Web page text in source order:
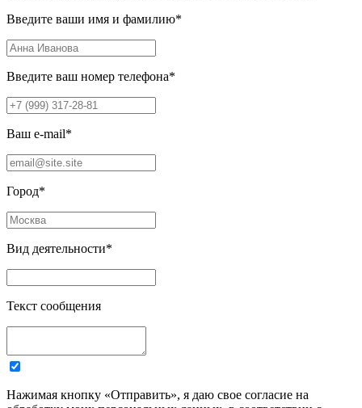
Введите ваши имя и фамилию*
Введите ваш номер телефона*
Ваш e-mail*
Город*
Вид деятельности*
Текст сообщения
Нажимая кнопку «Отправить», я даю свое согласие на